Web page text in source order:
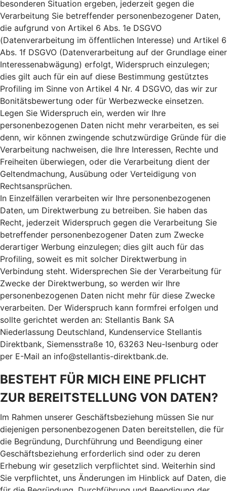
besonderen Situation ergeben, jederzeit gegen die
Verarbeitung Sie betreffender personenbezogener Daten,
die aufgrund von Artikel 6 Abs. 1e DSGVO
(Datenverarbeitung im öffentlichen Interesse) und Artikel 6
Abs. 1f DSGVO (Datenverarbeitung auf der Grundlage einer
Interessenabwägung) erfolgt, Widerspruch einzulegen;
dies gilt auch für ein auf diese Bestimmung gestütztes
Profiling im Sinne von Artikel 4 Nr. 4 DSGVO, das wir zur
Bonitätsbewertung oder für Werbezwecke einsetzen.
Legen Sie Widerspruch ein, werden wir Ihre
personenbezogenen Daten nicht mehr verarbeiten, es sei
denn, wir können zwingende schutzwürdige Gründe für die
Verarbeitung nachweisen, die Ihre Interessen, Rechte und
Freiheiten überwiegen, oder die Verarbeitung dient der
Geltendmachung, Ausübung oder Verteidigung von
Rechtsansprüchen.
In Einzelfällen verarbeiten wir Ihre personenbezogenen
Daten, um Direktwerbung zu betreiben. Sie haben das
Recht, jederzeit Widerspruch gegen die Verarbeitung Sie
betreffender personenbezogener Daten zum Zwecke
derartiger Werbung einzulegen; dies gilt auch für das
Profiling, soweit es mit solcher Direktwerbung in
Verbindung steht. Widersprechen Sie der Verarbeitung für
Zwecke der Direktwerbung, so werden wir Ihre
personenbezogenen Daten nicht mehr für diese Zwecke
verarbeiten. Der Widerspruch kann formfrei erfolgen und
sollte gerichtet werden an: Stellantis Bank SA
Niederlassung Deutschland, Kundenservice Stellantis
Direktbank, Siemensstraße 10, 63263 Neu-Isenburg oder
per E-Mail an info@stellantis-direktbank.de.
BESTEHT FÜR MICH EINE PFLICHT
ZUR BEREITSTELLUNG VON DATEN?
Im Rahmen unserer Geschäftsbeziehung müssen Sie nur
diejenigen personenbezogenen Daten bereitstellen, die für
die Begründung, Durchführung und Beendigung einer
Geschäftsbeziehung erforderlich sind oder zu deren
Erhebung wir gesetzlich verpflichtet sind. Weiterhin sind
Sie verpflichtet, uns Änderungen im Hinblick auf Daten, die